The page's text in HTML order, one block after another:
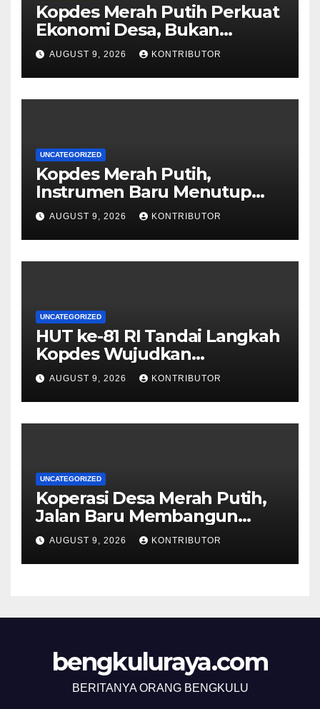
Kopdes Merah Putih Perkuat
Ekonomi Desa, Bukan
Memonopoli Pasar
AUGUST 9, 2026 KONTRIBUTOR
UNCATEGORIZED
Kopdes Merah Putih,
Instrumen Baru Menutup
Celah Nepotisme Penyaluran
Bansos
AUGUST 9, 2026 KONTRIBUTOR
UNCATEGORIZED
HUT ke-81 RI Tandai Langkah
Kopdes Wujudkan
Kedaulatan Pangan dari Akar
Rumput
AUGUST 9, 2026 KONTRIBUTOR
UNCATEGORIZED
Koperasi Desa Merah Putih,
Jalan Baru Membangun
Kemandirian Ekonomi Papua
AUGUST 9, 2026 KONTRIBUTOR
bengkuluraya.com
BERITANYA ORANG BENGKULU